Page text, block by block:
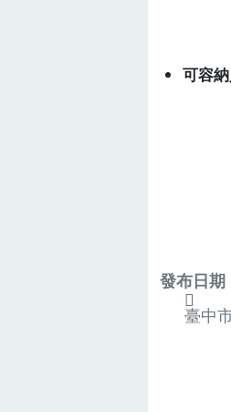
可容
發布日期
臺中